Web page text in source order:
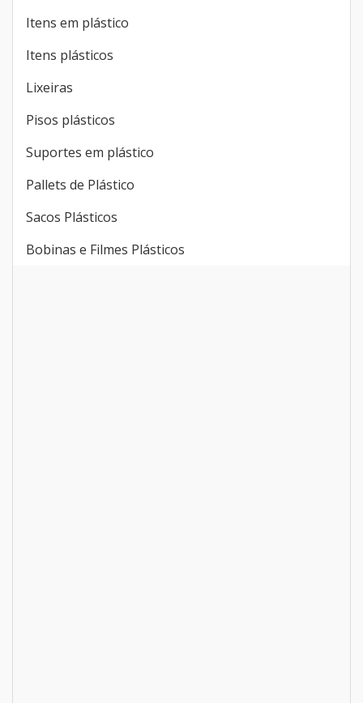
Itens em plástico
Itens plásticos
Lixeiras
Pisos plásticos
Suportes em plástico
Pallets de Plástico
Sacos Plásticos
Bobinas e Filmes Plásticos